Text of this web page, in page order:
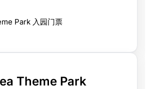
Park 入园门票
Theme Park